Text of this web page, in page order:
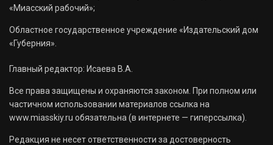
«Миасский рабочий»;
Областное государственное учреждение «Издательский дом
«Губерния».
Главный редактор: Исаева В.А.
Все права защищены и охраняются законом. При полном или
частичном использовании материалов ссылка на
www.miasskiy.ru обязательна (в интернете — гиперссылка).
Редакция не несет ответственности за достоверность